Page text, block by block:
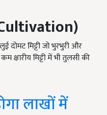
दोमट मिट्टी जो भुरभुरी और
मिट्टी में भी तुलसी की
लाखों में